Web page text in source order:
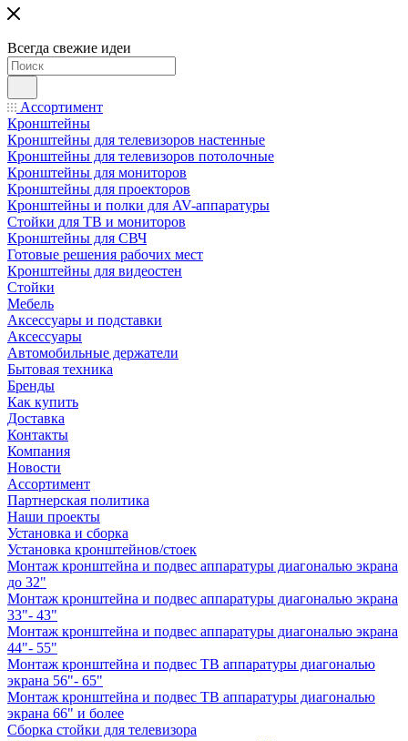
Всегда свежие идеи
Ассортимент
Кронштейны
Кронштейны для телевизоров настенные
Кронштейны для телевизоров потолочные
Кронштейны для мониторов
Кронштейны для проекторов
Кронштейны и полки для AV-аппаратуры
Стойки для ТВ и мониторов
Кронштейны для СВЧ
Готовые решения рабочих мест
Кронштейны для видеостен
Стойки
Мебель
Аксессуары и подставки
Аксессуары
Автомобильные держатели
Бытовая техника
Бренды
Как купить
Доставка
Контакты
Компания
Новости
Ассортимент
Партнерская политика
Наши проекты
Установка и сборка
Установка кронштейнов/стоек
Монтаж кронштейна и подвес аппаратуры диагональю экрана
до 32"
Монтаж кронштейна и подвес аппаратуры диагональю экрана
33"- 43"
Монтаж кронштейна и подвес аппаратуры диагональю экрана
44"- 55"
Монтаж кронштейна и подвес ТВ аппаратуры диагональю
экрана 56"- 65"
Монтаж кронштейна и подвес ТВ аппаратуры диагональю
экрана 66" и более
Сборка стойки для телевизора